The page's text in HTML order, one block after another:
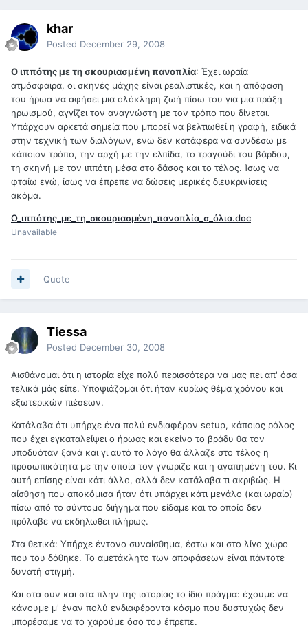
khar
Posted December 29, 2008
Ο ιππότης με τη σκουριασμένη πανοπλία: Έχει ωραία
ατμόσφαιρα, οι σκηνές μάχης είναι ρεαλιστικές, και η απόφαση
του ήρωα να αφήσει μια ολόκληρη ζωή πίσω του για μια πράξη
ηρωισμού, αγγίζει τον αναγνώστη με τον τρόπο που δίνεται.
Υπάρχουν αρκετά σημεία που μπορεί να βελτιωθεί η γραφή, ειδικά
στην τεχνική των διαλόγων, ενώ δεν κατάφερα να συνδέσω με
κάποιον τρόπο, την αρχή με την ελπίδα, το τραγούδι του βάρδου,
τη σκηνή με τον ιππότη μέσα στο δάσος και το τέλος. Ίσως να
φταίω εγώ, ίσως να έπρεπε να δώσεις μερικές διευκρινίσεις
ακόμα.
Ο_ιππότης_με_τη_σκουριασμένη_πανοπλία_σ_όλια.doc
Unavailable
Quote
Tiessa
Posted December 30, 2008
Αισθάνομαι ότι η ιστορία είχε πολύ περισσότερα να μας πει απ' όσα
τελικά μάς είπε. Υποψιάζομαι ότι ήταν κυρίως θέμα χρόνου και
εξωτερικών πιέσεων.
Κατάλαβα ότι υπήρχε ένα πολύ ενδιαφέρον setup, κάποιος ρόλος
που έχει εγκαταλείψει ο ήρωας και εκείνο το βράδυ θα τον
υποδυόταν ξανά και γι αυτό το λόγο θα άλλαζε στο τέλος η
προσωπικότητα με την οποία τον γνώριζε και η αγαπημένη του. Κι
αυτή επίσης είναι κάτι άλλο, αλλά δεν κατάλαβα τι ακριβώς. Η
αίσθηση που αποκόμισα ήταν ότι υπάρχει κάτι μεγάλο (και ωραίο)
πίσω από το σύντομο διήγημα που είδαμε και το οποίο δεν
πρόλαβε να εκδηλωθει πλήρως.
Στα θετικά: Υπήρχε έντονο συναίσθημα, έστω και στο λίγο χώρο
που του δόθηκε. Το αμετάκλητο των αποφάσεων είναι πάντοτε
δυνατή στιγμή.
Και στα συν και στα πλην της ιστορίας το ίδιο πράγμα: έχουμε να
κάνουμε μ' έναν πολύ ενδιαφέροντα κόσμο που δυστυχώς δεν
μπορέσαμε να το χαρούμε όσο του έπρεπε.